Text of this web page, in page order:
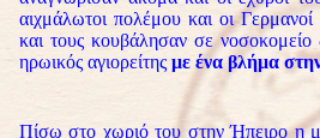
αιχμάλωτοι πολέμου και οι
και τους κουβάλησαν σε
ηρωικός αγιορείτης με ένα βλήμα
Πίσω στο χωριό του στην Ήπειρο η